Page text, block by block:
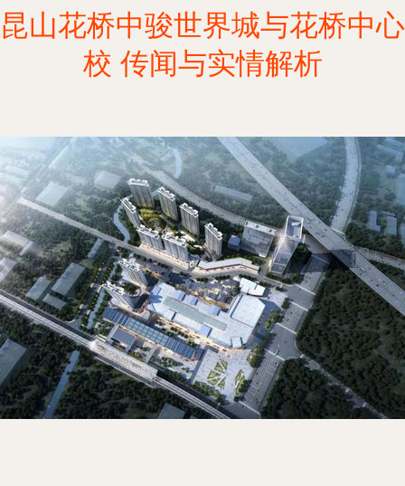
昆山花桥中骏世界城与花桥中心
校 传闻与实情解析